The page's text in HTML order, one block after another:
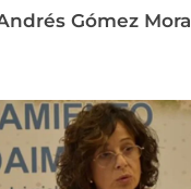
Gómez Mora